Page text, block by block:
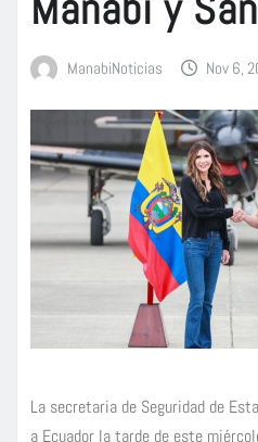
ManabiNoticias Nov 6,
La secretaria de Seguridad de
a Ecuador la tarde de este